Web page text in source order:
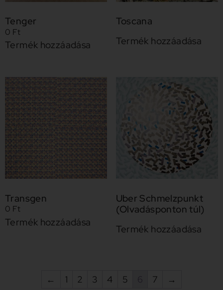
Tenger
0 Ft
Termék hozzáadása
Toscana
Termék hozzáadása
Transgen
0 Ft
Termék hozzáadása
Uber Schmelzpunkt
(Olvadásponton túl)
Termék hozzáadása
← 1 2 3 4 5 6 7 →